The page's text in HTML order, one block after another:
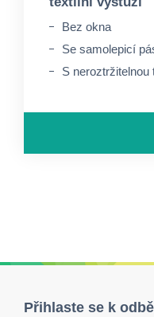
Bez okna
Se samolepicí
S neroztržitelnou
Přihlaste se k